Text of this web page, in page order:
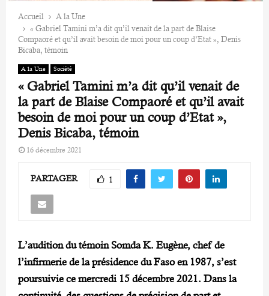
Accueil
A la Une
« Gabriel Tamini m’a dit qu’il venait de la part de Blaise
Compaoré et qu’il avait besoin de moi pour un coup d’Etat », Denis
Bicaba, témoin
A la Une Société
« Gabriel Tamini m’a dit qu’il venait de
la part de Blaise Compaoré et qu’il avait
besoin de moi pour un coup d’Etat »,
Denis Bicaba, témoin
16 décembre 2021
PARTAGER 1
L’audition du témoin Somda K. Eugène, chef de
l’infirmerie de la présidence du Faso en 1987, s’est
poursuivie ce mercredi 15 décembre 2021. Dans la